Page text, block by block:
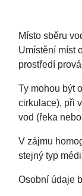
Místo sběru
Umístění míst
prostředí
Ty mohou být
cirkulace), při
vod (řeka
V zájmu
stejný typ
Osobní údaje